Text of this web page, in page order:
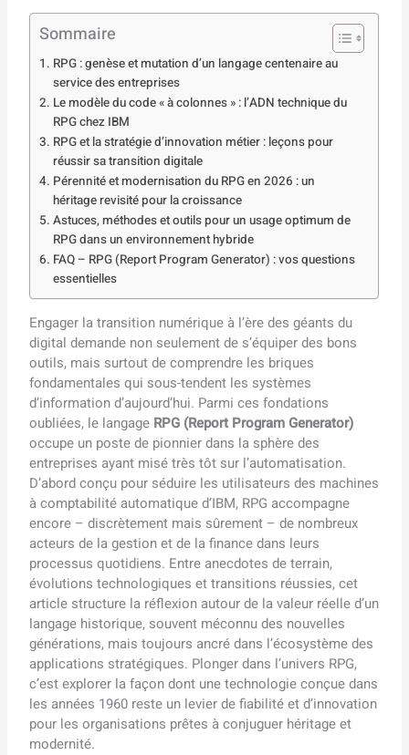
Sommaire
RPG : genèse et mutation d’un langage centenaire au
service des entreprises
Le modèle du code « à colonnes » : l’ADN technique du
RPG chez IBM
RPG et la stratégie d’innovation métier : leçons pour
réussir sa transition digitale
Pérennité et modernisation du RPG en 2026 : un
héritage revisité pour la croissance
Astuces, méthodes et outils pour un usage optimum de
RPG dans un environnement hybride
FAQ – RPG (Report Program Generator) : vos questions
essentielles
Engager la transition numérique à l’ère des géants du
digital demande non seulement de s’équiper des bons
outils, mais surtout de comprendre les briques
fondamentales qui sous-tendent les systèmes
d’information d’aujourd’hui. Parmi ces fondations
oubliées, le langage RPG (Report Program Generator)
occupe un poste de pionnier dans la sphère des
entreprises ayant misé très tôt sur l’automatisation.
D’abord conçu pour séduire les utilisateurs des machines
à comptabilité automatique d’IBM, RPG accompagne
encore – discrètement mais sûrement – de nombreux
acteurs de la gestion et de la finance dans leurs
processus quotidiens. Entre anecdotes de terrain,
évolutions technologiques et transitions réussies, cet
article structure la réflexion autour de la valeur réelle d’un
langage historique, souvent méconnu des nouvelles
générations, mais toujours ancré dans l’écosystème des
applications stratégiques. Plonger dans l’univers RPG,
c’est explorer la façon dont une technologie conçue dans
les années 1960 reste un levier de fiabilité et d’innovation
pour les organisations prêtes à conjuguer héritage et
modernité.